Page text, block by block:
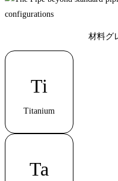
材料グ
Ti
Titanium
Ta